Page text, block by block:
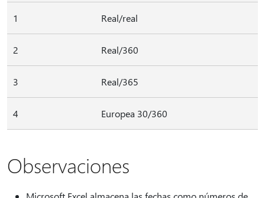
1 Real/real
2 Real/360
3 Real/365
4 Europea 30/360
Observaciones